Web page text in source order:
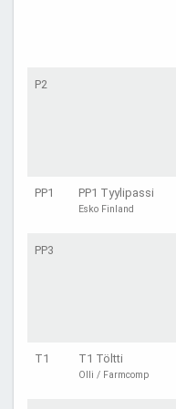
P2
PP1 PP1 Tyylipassi
Esko Finland
PP3
T1 T1 Töltti
Olli / Farmcomp